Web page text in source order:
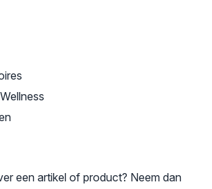
een artikel of product? Neem dan